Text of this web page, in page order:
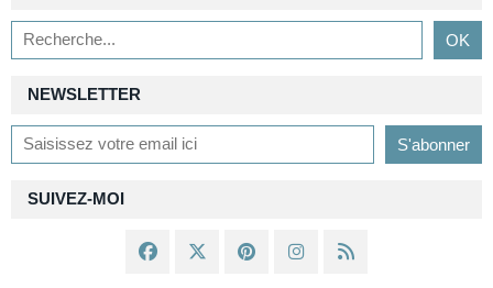
NEWSLETTER
SUIVEZ-MOI